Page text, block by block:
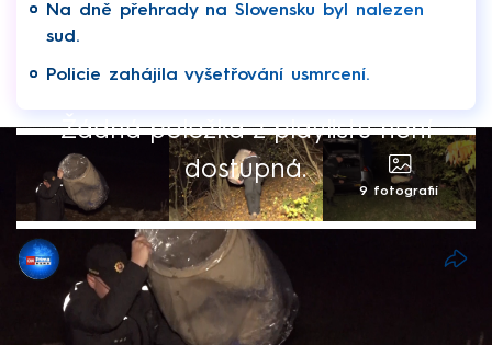
Na dně přehrady na Slovensku byl nalezen
sud.
Policie zahájila vyšetřování usmrcení.
Žádná položka z playlistu není
dostupná.
9 fotografií
Petr Holman
28. říj 2025, 07:27
Nízká hladina Domašovské přehrady na